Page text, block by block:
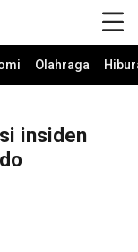
Olahraga
insiden